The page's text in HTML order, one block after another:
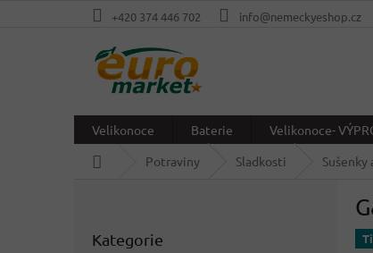
+420 374 446 702 info@nemeckyeshop.cz
Velikonoce Baterie Velikonoce-
Potraviny Sladkosti Sušenky
kategorie
Kategorie